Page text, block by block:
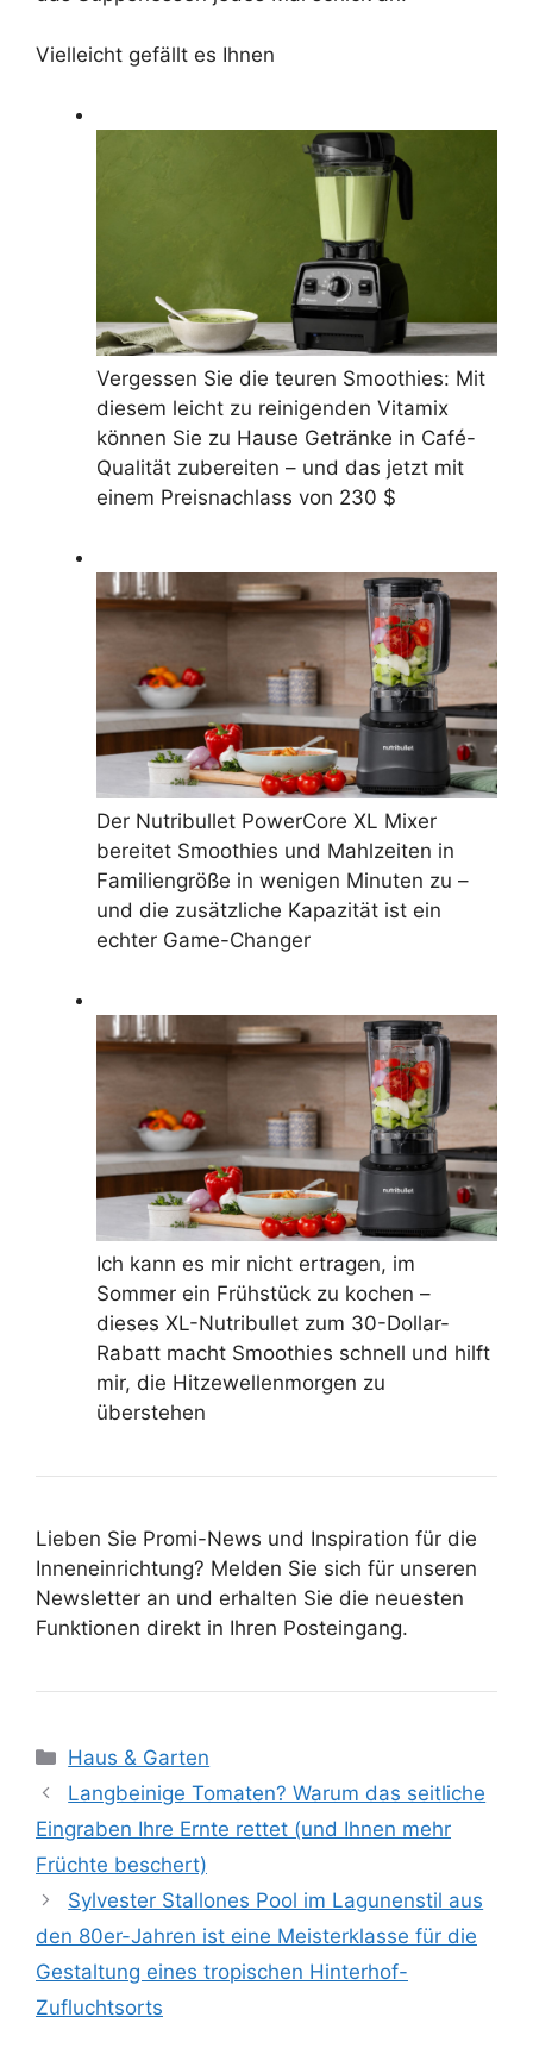
Vielleicht gefällt es Ihnen
Vergessen Sie die teuren Smoothies: Mit
diesem leicht zu reinigenden Vitamix
können Sie zu Hause Getränke in Café-
Qualität zubereiten – und das jetzt mit
einem Preisnachlass von 230 $
Der Nutribullet PowerCore XL Mixer
bereitet Smoothies und Mahlzeiten in
Familiengröße in wenigen Minuten zu –
und die zusätzliche Kapazität ist ein
echter Game-Changer
Ich kann es mir nicht ertragen, im
Sommer ein Frühstück zu kochen –
dieses XL-Nutribullet zum 30-Dollar-
Rabatt macht Smoothies schnell und hilft
mir, die Hitzewellenmorgen zu
überstehen
Lieben Sie Promi-News und Inspiration für die
Inneneinrichtung? Melden Sie sich für unseren
Newsletter an und erhalten Sie die neuesten
Funktionen direkt in Ihren Posteingang.
Kategorien
Haus & Garten
Langbeinige Tomaten? Warum das seitliche
Eingraben Ihre Ernte rettet (und Ihnen mehr
Früchte beschert)
Sylvester Stallones Pool im Lagunenstil aus
den 80er-Jahren ist eine Meisterklasse für die
Gestaltung eines tropischen Hinterhof-
Zufluchtsorts